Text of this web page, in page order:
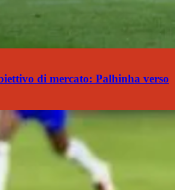
di mercato: Palhinha verso